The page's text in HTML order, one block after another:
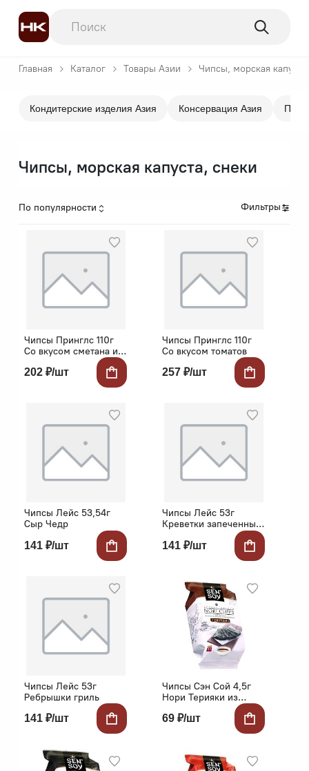
Главная Каталог Товары Азии Чипсы, морская
Чипсы, морская капуста, снеки
По популярности Фильтры
Чипсы Принглс 110г
Со вкусом сметана и
202 ₽/шт
Чипсы Принглс 110г
Со вкусом томатов
257 ₽/шт
Чипсы Лейс 53,54г
Сыр Чедр
141 ₽/шт
Чипсы Лейс 53г
Креветки запеченные
141 ₽/шт
Чипсы Лейс 53г
Ребрышки гриль
141 ₽/шт
Чипсы Сэн Сой 4,5г
Нори Терияки из
морской капусты
69 ₽/шт
Кондитерские изделия Азия Консервация Азия